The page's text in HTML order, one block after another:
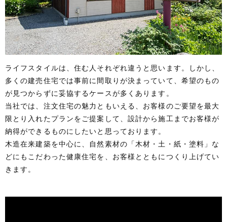
ライフスタイルは、住む人それぞれ違うと思います。しかし、
多くの建売住宅では事前に間取りが決まっていて、希望のもの
が見つからずに妥協するケースが多くあります。
当社では、注文住宅の魅力ともいえる、お客様のご要望を最大
限とり入れたプランをご提案して、設計から施工までお客様が
納得ができるものにしたいと思っております。
木造在来建築を中心に、自然素材の「木材・土・紙・塗料」な
どにもこだわった健康住宅を、お客様とともにつくり上げてい
きます。